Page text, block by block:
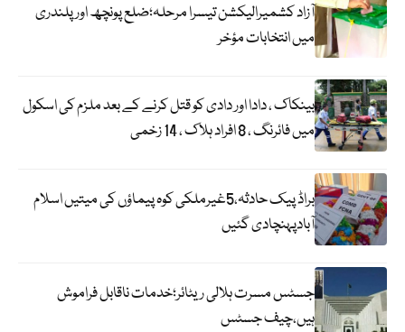
آزاد کشمیرالیکشن تیسرا مرحلہ؛ضلع پونچھ اور پلندری
میں انتخابات مؤخر
بینکاک ، دادا اور دادی کو قتل کرنے کے بعد ملزم کی اسکول
میں فائرنگ ، 8 افراد ہلاک ، 14 زخمی
براڈ پیک حادثہ،5غیرملکی کوہ پیماؤں کی میتیں اسلام
آبادپہنچادی گئیں
جسٹس مسرت ہلالی ریٹائر؛خدمات ناقابل فراموش
ہیں،چیف جسٹس